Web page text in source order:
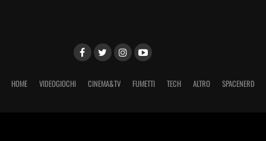
HOME VIDEOGIOCHI CINEMA&TV FUMETTI TECH ALTRO SPACENERD